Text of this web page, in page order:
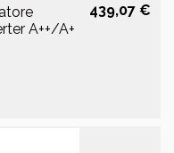
A++/A+
439,07 €